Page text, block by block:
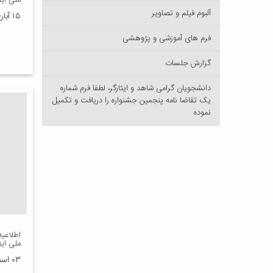
۱۵ آبان ۱۴۰۰
ملی
۰۳ اسفند ۱۳۹۹
آلبوم فیلم و تصاویر
فرم های آموزشی و پژوهشی
گزارش جلسات
دانشجویان گرامی شاهد و ایثارگر، لطفا فرم شماره
یک تقاضا نامه پنجمین جشنواره را دریافت و تکمیل
نموده